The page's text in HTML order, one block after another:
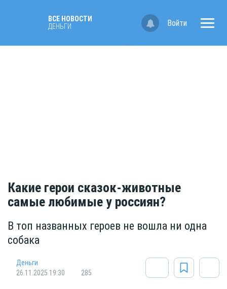
ВСЕ НОВОСТИ
ДЕНЬГИ
Войти
Какие герои сказок-животные
самые любимые у россиян?
В топ названных героев не вошла ни одна
собака
Деньги
26.11.2025 19:30
285